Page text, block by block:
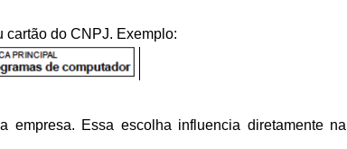
cartão do CNPJ. Exemplo:
empresa. Essa escolha influencia diretamente na